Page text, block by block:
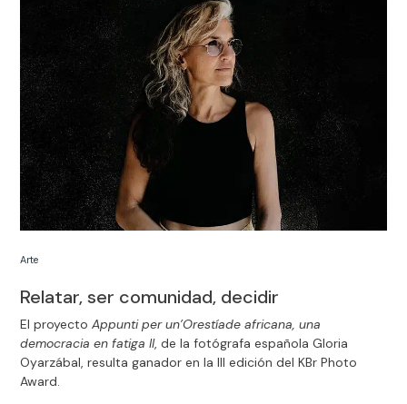
Relatar, ser comunidad, decidir
Arte
El proyectoAppunti per un’Orestíade africana, una
democracia en fatiga II, de la fotógrafa española Gloria
Oyarzábal, resulta ganador en la III edición del KBr Photo
Award.